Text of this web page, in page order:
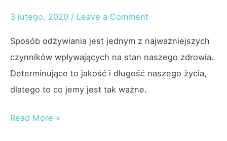
3 lutego, 2020 / Leave a Comment
Sposób odżywiania jest jednym z najważniejszych
czynników wpływających na stan naszego zdrowia.
Determinujące to jakość i długość naszego życia,
dlatego to co jemy jest tak ważne.
Błonnik
Read More »